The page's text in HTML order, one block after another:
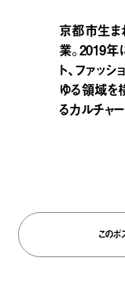
京都市生ま
業。2019
ト、ファッ
ゆる領域を
るカルチャ
このポ